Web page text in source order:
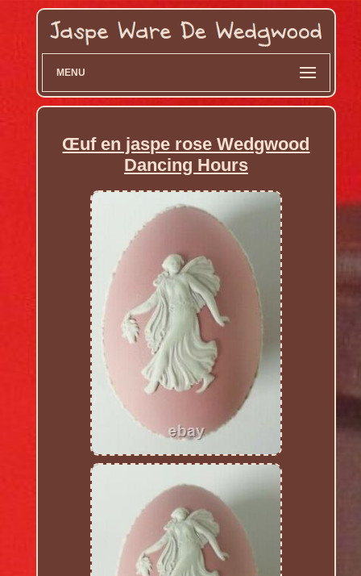
MENU
Œuf en jaspe rose Wedgwood
Dancing Hours